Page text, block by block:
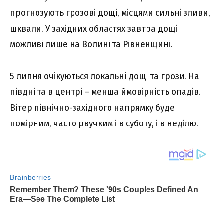
прогнозують грозові дощі, місцями сильні зливи,
шквали. У західних областях завтра дощі
можливі лише на Волині та Рівненщині.
5 липня очікуються локальні дощі та грози. На
півдні та в центрі – менша ймовірність опадів.
Вітер північно-західного напрямку буде
помірним, часто рвучким і в суботу, і в неділю.